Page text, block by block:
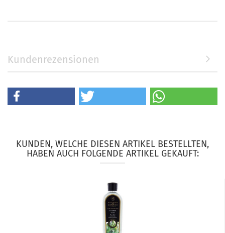
Kundenrezensionen
KUNDEN, WELCHE DIESEN ARTIKEL BESTELLTEN,
HABEN AUCH FOLGENDE ARTIKEL GEKAUFT: